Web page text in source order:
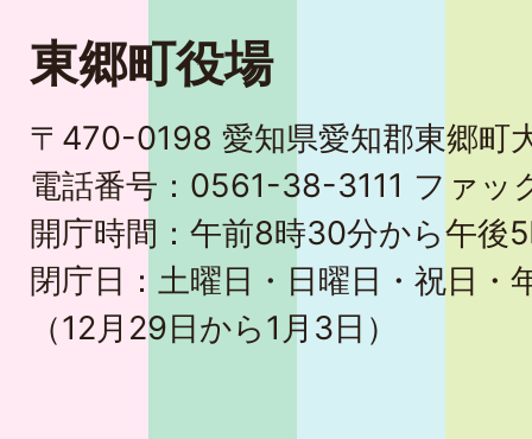
東郷町役場
〒470-0198 愛知県愛知郡東郷町
電話番号：0561-38-3111 ファ
開庁時間：午前8時30分から午後
閉庁日：土曜日・日曜日・祝日・
（12月29日から1月3日）